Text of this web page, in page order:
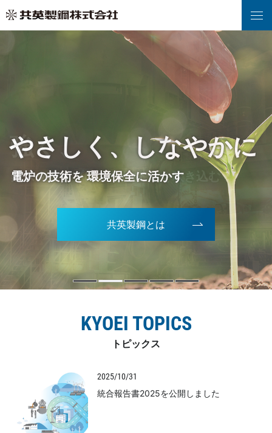
共英製鋼とは
KYOEI TOPICS
トピックス
2025/10/31
統合報告書2025を公開しました
強く、
鉄スクラップにふたたび 命を吹き込む
やさしく、しなやかに
電炉の技術を 環境保全に活かす
世界へ、
地域社会と共生し 世界に飛躍する
時代を超えて、
先人達の技術と魂を 次世代へ受け継ぐ
挑戦を続ける。
真の豊かさを求め 新たな未来を拓く